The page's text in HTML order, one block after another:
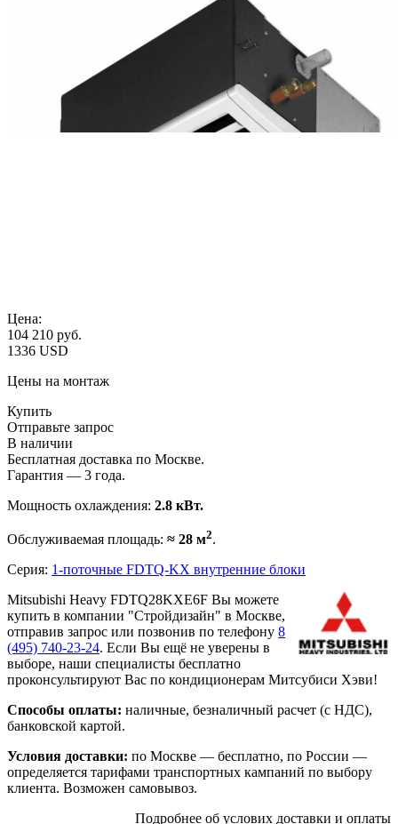
Цена:
104 210 руб.
1336 USD
Цены на монтаж
Купить
Отправьте запрос
В наличии
Бесплатная доставка по Москве.
Гарантия — 3 года.
Мощность охлаждения: 2.8 кВт.
Обслуживаемая площадь: ≈ 28 м2.
Серия: 1-поточные FDTQ-KX внутренние блоки
Mitsubishi Heavy FDTQ28KXE6F Вы можете
купить в компании "Стройдизайн" в Москве,
отправив запрос или позвонив по телефону 8
(495) 740-23-24. Если Вы ещё не уверены в
выборе, наши специалисты бесплатно
проконсультируют Вас по кондиционерам Митсубиси Хэви!
Способы оплаты: наличные, безналичный расчет (с НДС),
банковской картой.
Условия доставки: по Москве — бесплатно, по России —
определяется тарифами транспортных кампаний по выбору
клиента. Возможен самовывоз.
Подробнее об услових доставки и оплаты